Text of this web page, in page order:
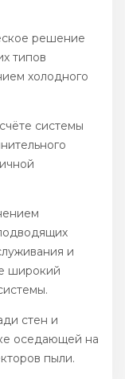
решение
типов
холодного
системы
и
широкий
стен и
оседающей на
пыли.